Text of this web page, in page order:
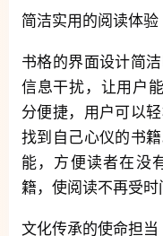
简洁实用的阅读体验
书格的界面设计简
信息干扰，让用户
分便捷，用户可以
找到自己心仪的书
能，方便读者在没
籍，使阅读不再受
文化传承的使命担当